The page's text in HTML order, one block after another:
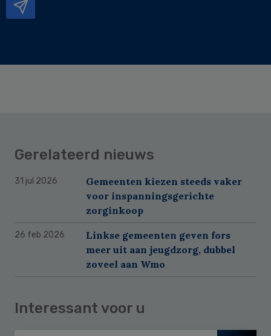
Gerelateerd nieuws
31 jul 2026
Gemeenten kiezen steeds vaker
voor inspanningsgerichte
zorginkoop
26 feb 2026
Linkse gemeenten geven fors
meer uit aan jeugdzorg, dubbel
zoveel aan Wmo
Interessant voor u